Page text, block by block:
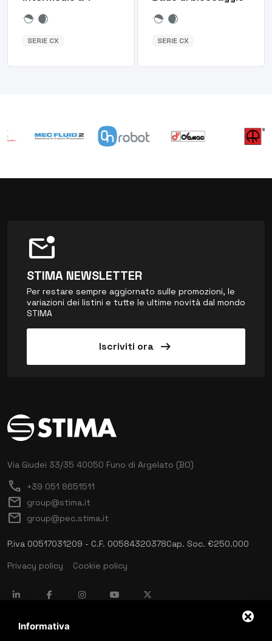
SERIE CX SERIE CX
mark_email_unread
STIMA NEWSLETTER
Per restare sempre aggiornato sulle promozioni, le
variazioni dei listini e tutte le ultime novità dal mondo
STIMA
Iscriviti ora arrow_right_alt
Via Giudei 33/35 40050 Funo di Argelato (BO)
call +39 051 8651511
mail group@stima.it
mail group@pec.stima.it
P.iva 00517031209 - C.F. 00584320378Cap. Soc. €250.000
Privacy policy
Cookie policy
language ITALIANO
Informativa